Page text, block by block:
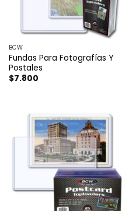
BCW
Fundas Para Fotografías Y
Postales
$7.800